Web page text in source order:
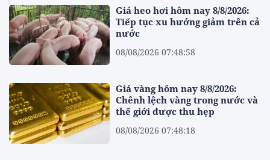
Giá heo hơi hôm nay 8/8/2026:
Tiếp tục xu hướng giảm trên cả
nước
08/08/2026 07:48:58
Giá vàng hôm nay 8/8/2026:
Chênh lệch vàng trong nước và
thế giới được thu hẹp
08/08/2026 07:48:18